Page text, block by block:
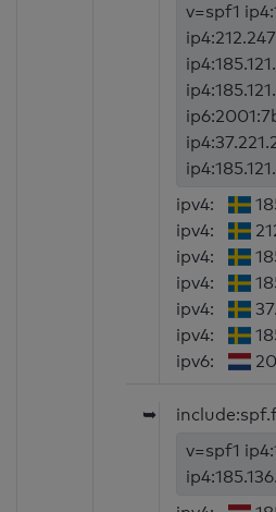
v=spf1
ipv4:
ipv4:
ipv4:
ipv4:
ipv4:
ipv4:
ipv6:
➥
v=spf1